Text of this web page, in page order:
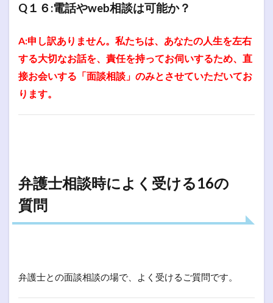
Q１６:電話やweb相談は可能か？
A:申し訳ありません。私たちは、あなたの人生を左右
する大切なお話を、責任を持ってお伺いするため、直
接お会いする「面談相談」のみとさせていただいてお
ります。
弁護士相談時によく受ける16の
質問
弁護士との面談相談の場で、よく受けるご質問です。